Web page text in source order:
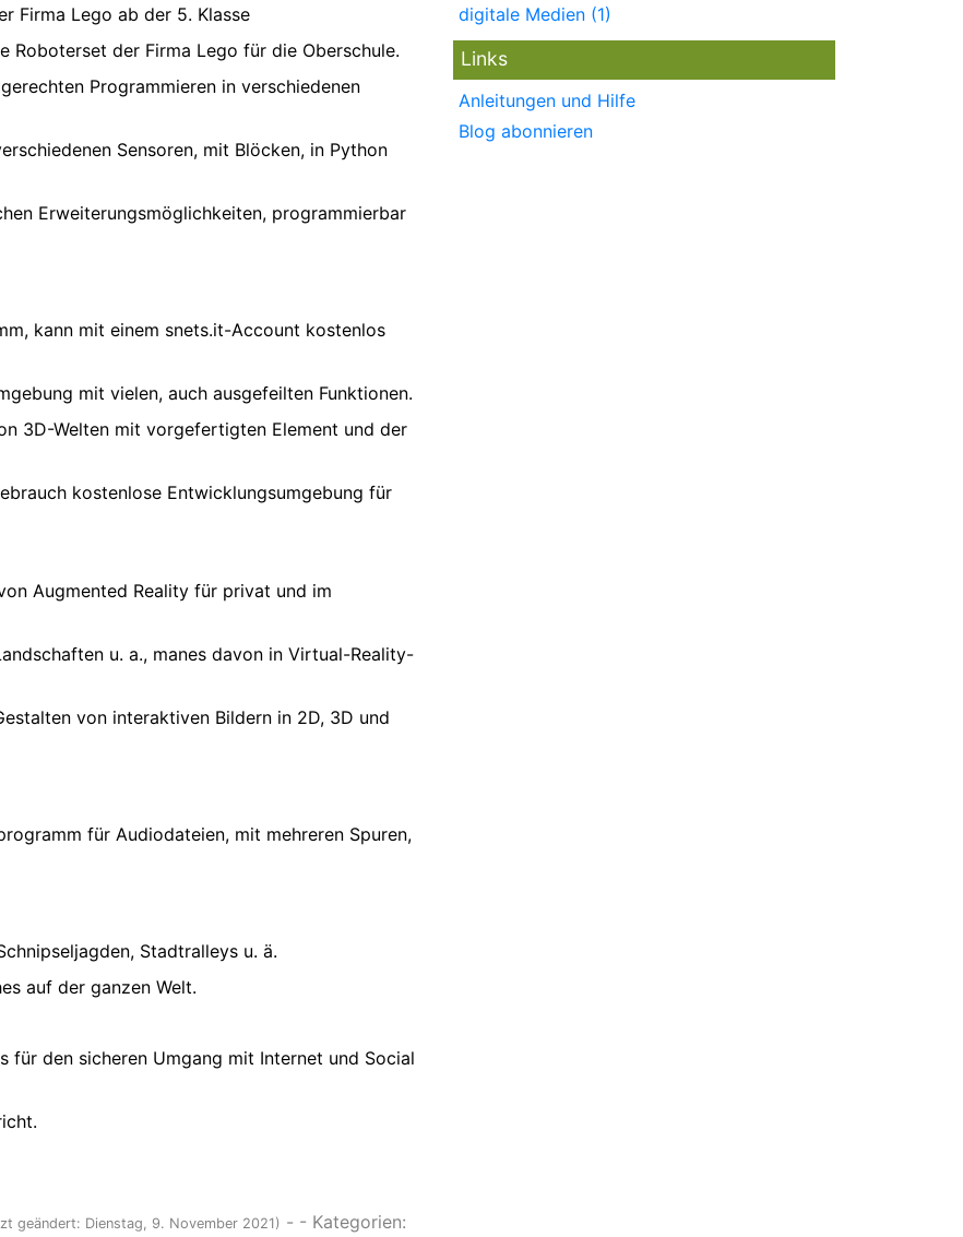
Firma Lego ab der 5. Klasse
Roboterset der Firma Lego für die Oberschule.
Programmieren in verschiedenen
Sensoren, mit Blöcken, in Python
Erweiterungsmöglichkeiten, programmierbar
kann mit einem snets.it-Account kostenlos
mit vielen, auch ausgefeilten Funktionen.
3D-Welten mit vorgefertigten Element und der
kostenlose Entwicklungsumgebung für
Augmented Reality für privat und im
u. a., manes davon in Virtual-Reality-
von interaktiven Bildern in 2D, 3D und
für Audiodateien, mit mehreren Spuren,
Stadtralleys u. ä.
auf der ganzen Welt.
für den sicheren Umgang mit Internet und Social
geändert: Dienstag, 9. November 2021) - - Kategorien:
digitale Medien (1)
Links
Anleitungen und Hilfe
Blog abonnieren